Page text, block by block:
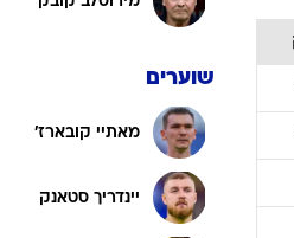
סערה בממלכה
טראש טוק
ספורט אמריקאי
ענפים נוספים
לוח שידורים
באר שבע הפועל תל אביב
סגלצ'כיה
מאמן